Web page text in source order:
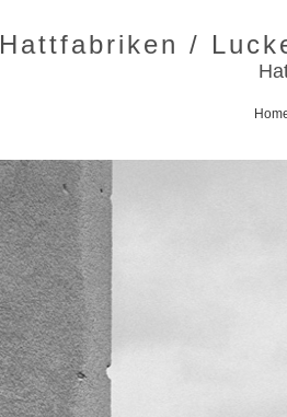
Hattfabriken /